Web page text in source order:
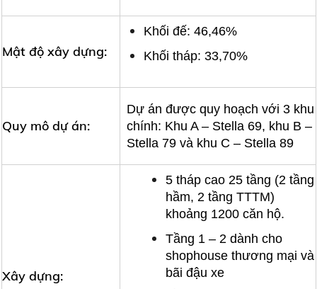
Mật độ xây dựng:
Khối đế: 46,46%
Khối tháp: 33,70%
Quy mô dự án:
Dự án được quy hoạch với 3 khu
chính: Khu A – Stella 69, khu B –
Stella 79 và khu C – Stella 89
Xây dựng:
5 tháp cao 25 tầng (2 tầng
hầm, 2 tầng TTTM)
khoảng 1200 căn hộ.
Tầng 1 – 2 dành cho
shophouse thương mại và
bãi đậu xe